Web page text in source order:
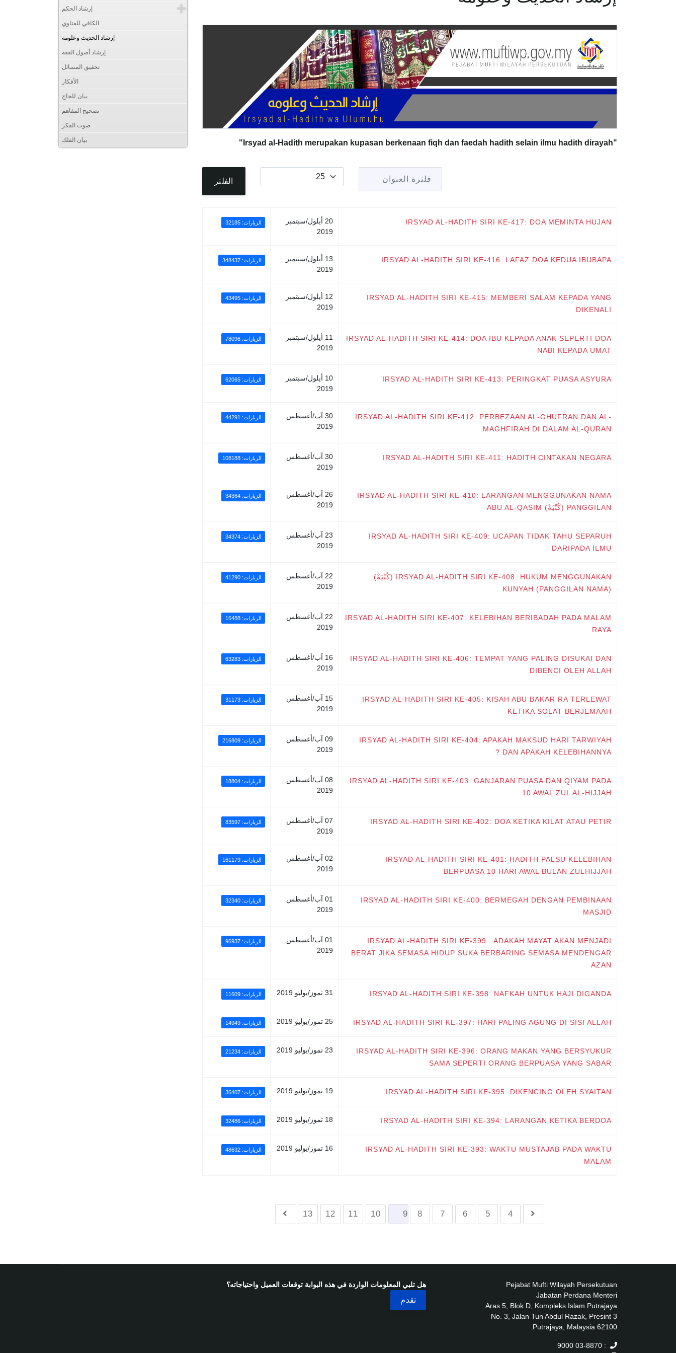
"Irsyad al-Hadith merupakan kupasan berkenaan fiqh dan faedah hadith selain ilmu hadith dirayah"
فلترة العنوان عدد الإظهارات:
الفلتر
IRSYAD AL-HADITH SIRI KE-417: DOA MEMINTA HUJAN
20 أيلول/سبتمبر
2019
الزيارات: 32185
IRSYAD AL-HADITH SIRI KE-416: LAFAZ DOA KEDUA IBUBAPA
13 أيلول/سبتمبر
2019
الزيارات: 348437
IRSYAD AL-HADITH SIRI KE-415: MEMBERI SALAM KEPADA YANG
DIKENALI
12 أيلول/سبتمبر
2019
الزيارات: 43495
IRSYAD AL-HADITH SIRI KE-414: DOA IBU KEPADA ANAK SEPERTI DOA
NABI KEPADA UMAT
11 أيلول/سبتمبر
2019
الزيارات: 78096
IRSYAD AL-HADITH SIRI KE-413: PERINGKAT PUASA ASYURA’
10 أيلول/سبتمبر
2019
الزيارات: 62065
IRSYAD AL-HADITH SIRI KE-412: PERBEZAAN AL-GHUFRAN DAN AL-
MAGHFIRAH DI DALAM AL-QURAN
30 آب/أغسطس
2019
الزيارات: 44291
IRSYAD AL-HADITH SIRI KE-411: HADITH CINTAKAN NEGARA
30 آب/أغسطس
2019
الزيارات: 108188
IRSYAD AL-HADITH SIRI KE-410: LARANGAN MENGGUNAKAN NAMA
PANGGILAN (كُنْيَةْ) ABU AL-QASIM
26 آب/أغسطس
2019
الزيارات: 34364
IRSYAD AL-HADITH SIRI KE-409: UCAPAN TIDAK TAHU SEPARUH
DARIPADA ILMU
23 آب/أغسطس
2019
الزيارات: 34374
IRSYAD AL-HADITH SIRI KE-408: HUKUM MENGGUNAKAN (كُنْيَةْ)
KUNYAH (PANGGILAN NAMA)
22 آب/أغسطس
2019
الزيارات: 41290
IRSYAD AL-HADITH SIRI KE-407: KELEBIHAN BERIBADAH PADA MALAM
RAYA
22 آب/أغسطس
2019
الزيارات: 16488
IRSYAD AL-HADITH SIRI KE-406: TEMPAT YANG PALING DISUKAI DAN
DIBENCI OLEH ALLAH
16 آب/أغسطس
2019
الزيارات: 63283
IRSYAD AL-HADITH SIRI KE-405: KISAH ABU BAKAR RA TERLEWAT
KETIKA SOLAT BERJEMAAH
15 آب/أغسطس
2019
الزيارات: 31173
IRSYAD AL-HADITH SIRI KE-404: APAKAH MAKSUD HARI TARWIYAH
DAN APAKAH KELEBIHANNYA ?
09 آب/أغسطس
2019
الزيارات: 216809
IRSYAD AL-HADITH SIRI KE-403: GANJARAN PUASA DAN QIYAM PADA
10 AWAL ZUL AL-HIJJAH
08 آب/أغسطس
2019
الزيارات: 18804
IRSYAD AL-HADITH SIRI KE-402: DOA KETIKA KILAT ATAU PETIR
07 آب/أغسطس
2019
الزيارات: 83597
IRSYAD AL-HADITH SIRI KE-401: HADITH PALSU KELEBIHAN
BERPUASA 10 HARI AWAL BULAN ZULHIJJAH
02 آب/أغسطس
2019
الزيارات: 161179
IRSYAD AL-HADITH SIRI KE-400: BERMEGAH DENGAN PEMBINAAN
MASJID
01 آب/أغسطس
2019
الزيارات: 32340
IRSYAD AL-HADITH SIRI KE-399 : ADAKAH MAYAT AKAN MENJADI
BERAT JIKA SEMASA HIDUP SUKA BERBARING SEMASA MENDENGAR
AZAN
01 آب/أغسطس
2019
الزيارات: 96937
IRSYAD AL-HADITH SIRI KE-398: NAFKAH UNTUK HAJI DIGANDA 31 تموز/يوليو 2019 الزيارات: 11609
IRSYAD AL-HADITH SIRI KE-397: HARI PALING AGUNG DI SISI ALLAH 25 تموز/يوليو 2019 الزيارات: 14949
IRSYAD AL-HADITH SIRI KE-396: ORANG MAKAN YANG BERSYUKUR
SAMA SEPERTI ORANG BERPUASA YANG SABAR
23 تموز/يوليو 2019 الزيارات: 21234
IRSYAD AL-HADITH SIRI KE-395: DIKENCING OLEH SYAITAN 19 تموز/يوليو 2019 الزيارات: 36407
IRSYAD AL-HADITH SIRI KE-394: LARANGAN KETIKA BERDOA 18 تموز/يوليو 2019 الزيارات: 32486
IRSYAD AL-HADITH SIRI KE-393: WAKTU MUSTAJAB PADA WAKTU
MALAM
16 تموز/يوليو 2019 الزيارات: 48632
4
5
6
7
8
9
10
11
12
13
إرشاد الحكم
الكافي للفتاوي
إرشاد الحديث وعلومه
إرشاد أصول الفقه
تحقيق المسائل
الأفكار
بيان للحاج
تصحيح المفاهم
صوت الفكر
بيان الفلك
Pejabat Mufti Wilayah Persekutuan
Jabatan Perdana Menteri
Aras 5, Blok D, Kompleks Islam Putrajaya
No. 3, Jalan Tun Abdul Razak, Presint 3
62100 Putrajaya, Malaysia.
: 03-8870 9000
هل تلبي المعلومات الواردة في هذه البوابة توقعات العميل واحتياجاته؟